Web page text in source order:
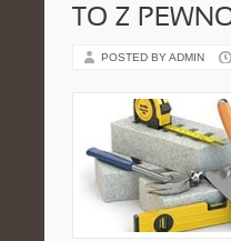
TO Z
POSTED BY ADMIN